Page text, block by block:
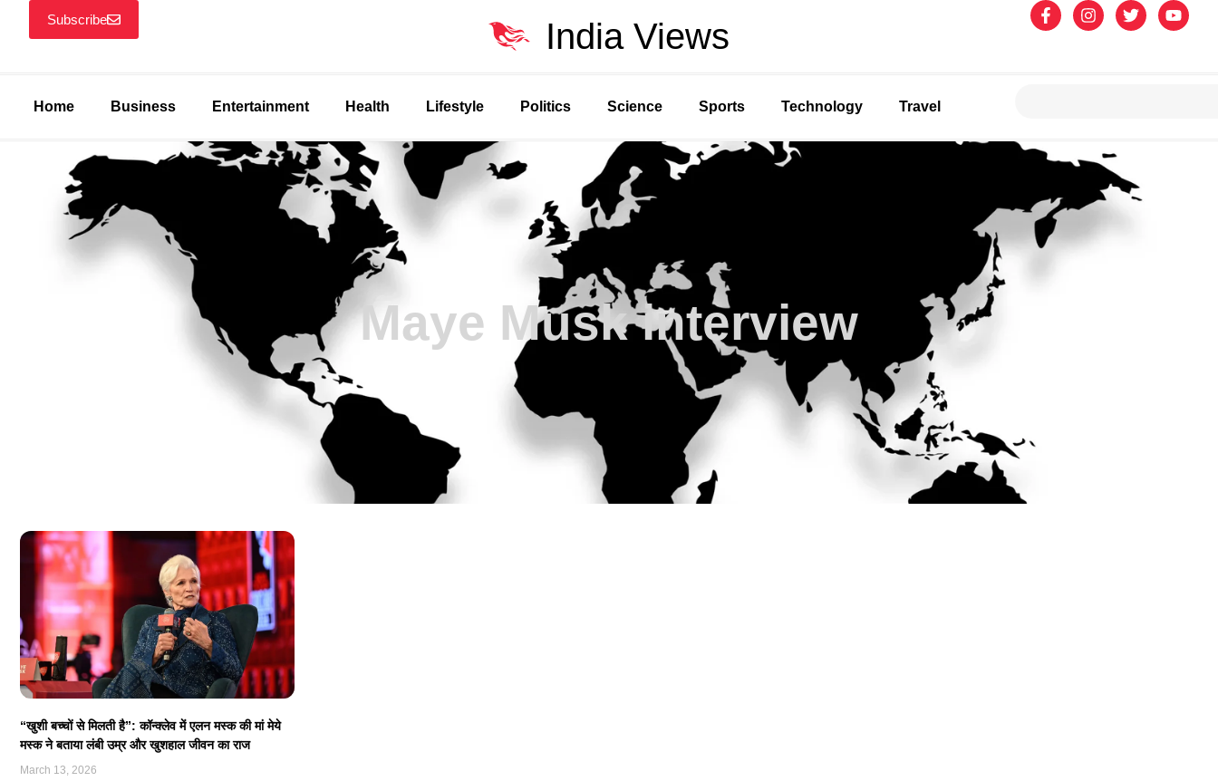
Subscribe India Views
Home Business Entertainment Health Lifestyle Politics Science Sports Technology Travel
Maye Musk interview
“खुशी बच्चों से मिलती है”: कॉन्क्लेव में एलन मस्क की मां मेये
मस्क ने बताया लंबी उम्र और खुशहाल जीवन का राज
March 13, 2026